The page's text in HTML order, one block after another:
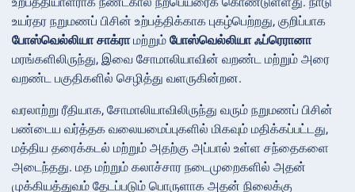
உயர்தர நறுமணப் பிசின் உற்பத்திக்காக புகழ்பெற்றது, குறிப்பாக
போஸ்வெல்லியா சாக்ராமற்றும் போஸ்வெல்லியா ஃப்ரெரானா
மரங்களிலிருந்து, இவை சோமாலியாவின் வறண்ட மற்றும் அரை
வறண்ட பகுதிகளில் செழித்து வளருகின்றன.
வரலாற்று ரீதியாக, சோமாலியாவிலிருந்து வரும் நறுமணப் பிசின்
பண்டைய வர்த்தக வலையமைப்புகளில் மிகவும் மதிக்கப்பட்டது,
மத்திய தரைக்கடல் மற்றும் அதற்கு அப்பால் உள்ள சந்தைகளை
அடைந்தது. மத மற்றும் கலாச்சார நடைமுறைகளில் அதன்
முக்கியத்துவம் தேடப்படும் பொருளாக அதன் நிலைக்கு